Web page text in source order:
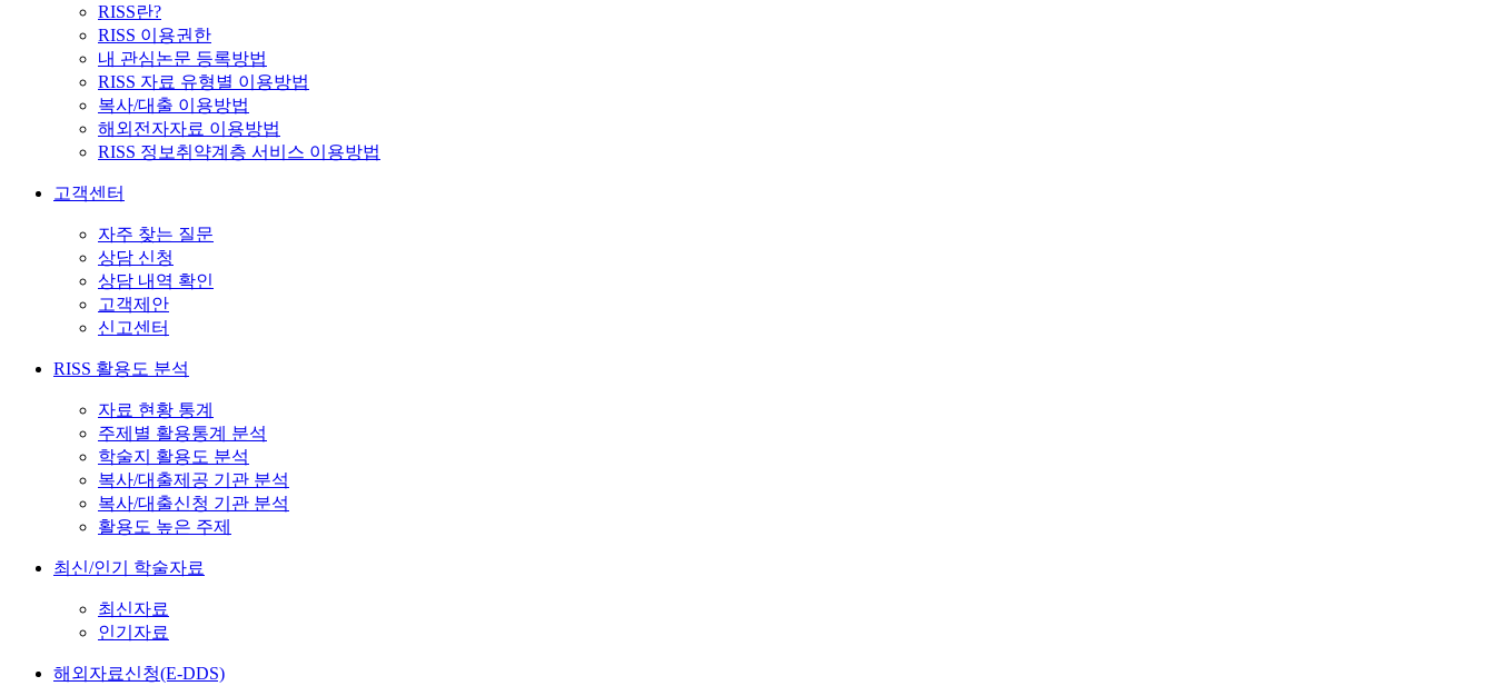
RISS란?
RISS 이용권한
내 관심논문 등록방법
RISS 자료 유형별 이용방법
복사/대출 이용방법
해외전자자료 이용방법
RISS 정보취약계층 서비스 이용방법
고객센터
자주 찾는 질문
상담 신청
상담 내역 확인
고객제안
신고센터
RISS 활용도 분석
자료 현황 통계
주제별 활용통계 분석
학술지 활용도 분석
복사/대출제공 기관 분석
복사/대출신청 기관 분석
활용도 높은 주제
최신/인기 학술자료
최신자료
인기자료
해외자료신청(E-DDS)